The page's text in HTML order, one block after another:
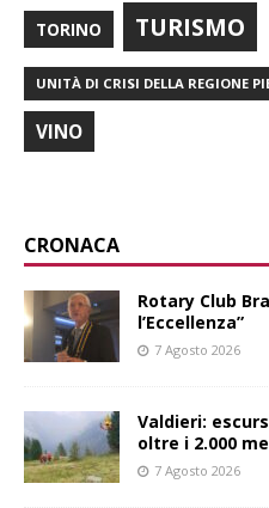
TORINO TURISMO
UNITÀ DI CRISI DELLA REGIONE
VINO
CRONACA
Rotary Club
l’Eccellenza”
7 Agosto 2026
Valdieri:
oltre i 2.000
7 Agosto 2026